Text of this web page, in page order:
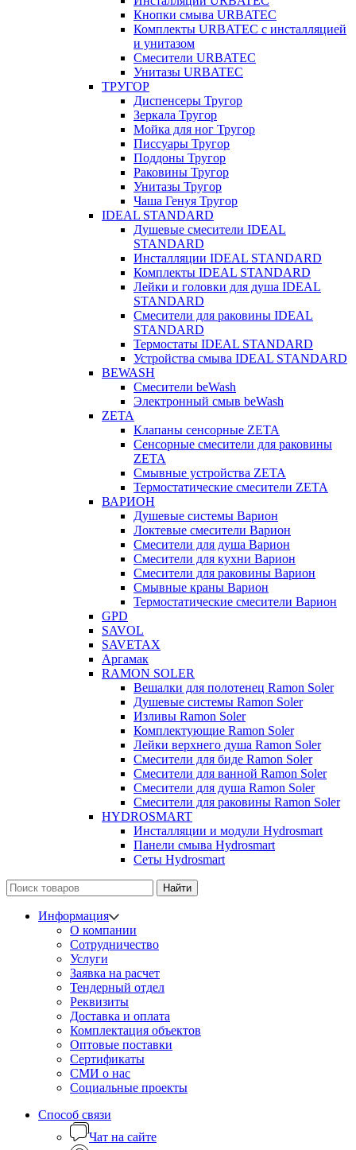
Кнопки смыва URBATEC
Комплекты URBATEC с инсталляцией
и унитазом
Смесители URBATEC
Унитазы URBATEC
ТРУГОР
Диспенсеры Тругор
Зеркала Тругор
Мойка для ног Тругор
Писсуары Тругор
Поддоны Тругор
Раковины Тругор
Унитазы Тругор
Чаша Генуя Тругор
IDEAL STANDARD
Душевые смесители IDEAL
STANDARD
Инсталляции IDEAL STANDARD
Комплекты IDEAL STANDARD
Лейки и головки для душа IDEAL
STANDARD
Смесители для раковины IDEAL
STANDARD
Термостаты IDEAL STANDARD
Устройства смыва IDEAL STANDARD
BEWASH
Смесители beWash
Электронный смыв beWash
ZETA
Клапаны сенсорные ZETA
Сенсорные смесители для раковины
ZETA
Смывные устройства ZETA
Термостатические смесители ZETA
ВАРИОН
Душевые системы Варион
Локтевые смесители Варион
Смесители для душа Варион
Смесители для кухни Варион
Смесители для раковины Варион
Смывные краны Варион
Термостатические смесители Варион
GPD
SAVOL
SAVETAX
Аргамак
RAMON SOLER
Вешалки для полотенец Ramon Soler
Душевые системы Ramon Soler
Изливы Ramon Soler
Комплектующие Ramon Soler
Лейки верхнего душа Ramon Soler
Смесители для биде Ramon Soler
Смесители для ванной Ramon Soler
Смесители для душа Ramon Soler
Смесители для раковины Ramon Soler
HYDROSMART
Инсталляции и модули Hydrosmart
Панели смыва Hydrosmart
Сеты Hydrosmart
Найти
Информация
О компании
Сотрудничество
Услуги
Заявка на расчет
Тендерный отдел
Реквизиты
Доставка и оплата
Комплектация объектов
Оптовые поставки
Сертификаты
СМИ о нас
Социальные проекты
Способ связи
Чат на сайте